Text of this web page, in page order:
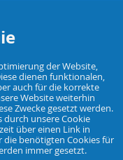
der Website,
dienen funktionalen,
auch für die korrekte
Website weiterhin
Zwecke gesetzt werden.
durch unsere Cookie
über einen Link in
die benötigten Cookies für
immer gesetzt.